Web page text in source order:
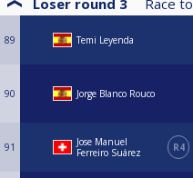
Loser round 3 Race to
89 Temi Leyenda
90 Jorge Blanco Rouco
91
Jose Manuel
Ferreiro Suárez
R4